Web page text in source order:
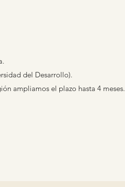
del Desarrollo).
ampliamos el plazo hasta 4 meses.